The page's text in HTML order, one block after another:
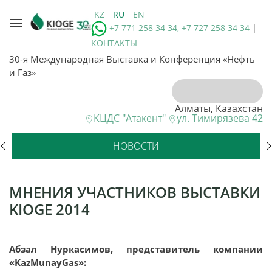
KZ RU
EN
+7 771 258 34 34, +7 727 258 34 34 |
КОНТАКТЫ
30-я Международная Выставка и Конференция «Нефть
и Газ»
Алматы, Казахстан
КЦДС "Атакент" ул. Тимирязева 42
НОВОСТИ
МНЕНИЯ УЧАСТНИКОВ ВЫСТАВКИ
KIOGE 2014
Абзал Нуркасимов, представитель компании
«KazMunayGas»: